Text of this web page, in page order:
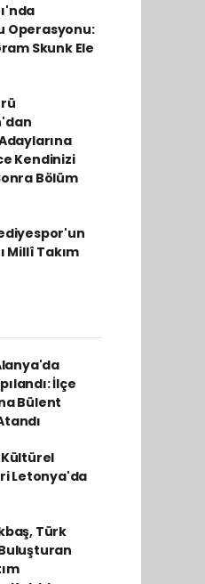
Operasyonu:
Skunk Ele
Kendinizi
Bölüm
Millî Takım
İlçe
Bülent
Kültürel
Letonya'da
Türk